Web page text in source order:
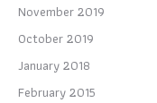
November 2019
October 2019
January 2018
February 2015